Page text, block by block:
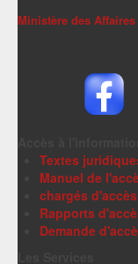
Ministère des
Textes
Manuel de
chargés
Rapports
Demande